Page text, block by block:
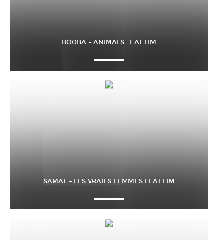
BOOBA – ANIMALS FEAT LIM
SAMAT – LES VRAIES FEMMES FEAT LIM